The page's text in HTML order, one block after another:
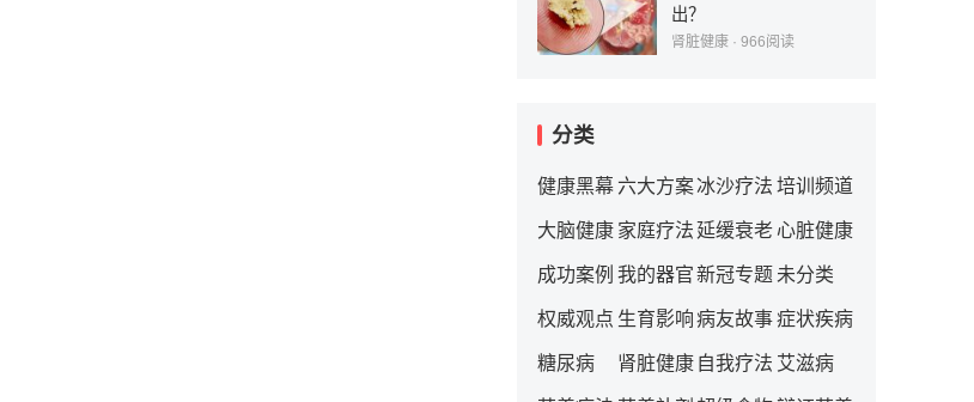
出？
肾脏健康 · 966阅读
分类
健康黑幕 六大方案冰沙疗法 培训频道
大脑健康 家庭疗法 延缓衰老 心脏健康
成功案例 我的器官新冠专题 未分类
权威观点 生育影响病友故事症状疾病
糖尿病 肾脏健康 自我疗法 艾滋病